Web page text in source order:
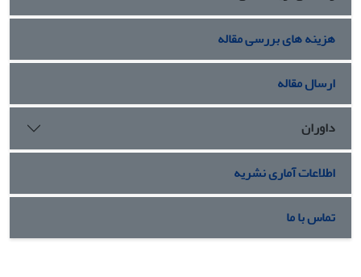
هزینه های بررسی مقاله
ارسال مقاله
داوران
اطلاعات آماری نشریه
تماس با ما